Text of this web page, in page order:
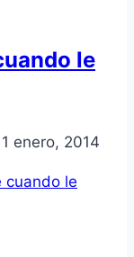
le
enero, 2014
cuando le